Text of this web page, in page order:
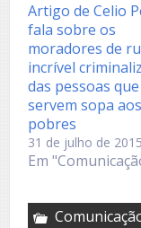
Artigo de Celio
fala sobre os
moradores de
incrível
das pessoas que
servem sopa aos
pobres
31 de julho de 2015
Em